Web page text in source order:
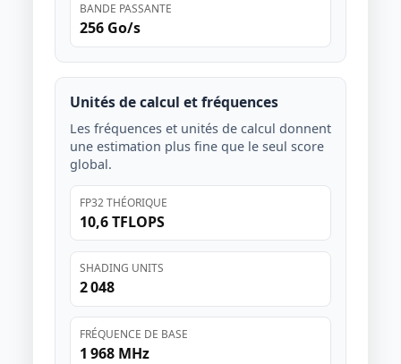
BANDE PASSANTE
256 Go/s
Unités de calcul et fréquences
Les fréquences et unités de calcul donnent
une estimation plus fine que le seul score
global.
FP32 THÉORIQUE
10,6 TFLOPS
SHADING UNITS
2 048
FRÉQUENCE DE BASE
1 968 MHz